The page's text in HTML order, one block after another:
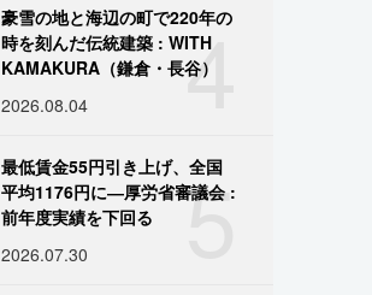
4
豪雪の地と海辺の町で220年の
時を刻んだ伝統建築 : WITH
KAMAKURA（鎌倉・長谷）
2026.08.04
5
最低賃金55円引き上げ、全国
平均1176円に―厚労省審議会 :
前年度実績を下回る
2026.07.30